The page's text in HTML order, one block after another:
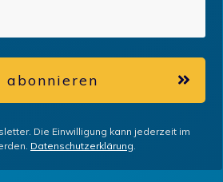
abonnieren
Die Einwilligung kann jederzeit im
Datenschutzerklärung